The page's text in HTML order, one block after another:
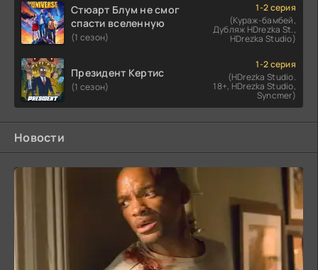
Стюарт Блум не смог
спасти вселенную
(1 сезон)
1-2 серия
(Кураж-бамбей,
Дубляж HDrezka St.,
HDrezka Studio)
Президент Кертис
(1 сезон)
1-2 серия
(HDrezka Studio.
18+, HDrezka Studio,
Syncmer)
Новости